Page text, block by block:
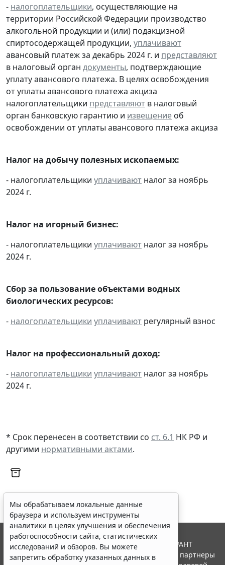
- налогоплательщики, осуществляющие на
территории Российской Федерации производство
алкогольной продукции и (или) подакцизной
спиртосодержащей продукции, уплачивают
авансовый платеж за декабрь 2024 г. и представляют
в налоговый орган документы, подтверждающие
уплату авансового платежа. В целях освобождения
от уплаты авансового платежа акциза
налогоплательщики представляют в налоговый
орган банковскую гарантию и извещение об
освобождении от уплаты авансового платежа акциза
Налог на добычу полезных ископаемых:
- налогоплательщики уплачивают налог за ноябрь
2024 г.
Налог на игорный бизнес:
- налогоплательщики уплачивают налог за ноябрь
2024 г.
Сбор за пользование объектами водных
биологических ресурсов:
- налогоплательщики уплачивают регулярный взнос
Налог на профессиональный доход:
- налогоплательщики уплачивают налог за ноябрь
2024 г.
* Срок перенесен в соответствии со ст. 6.1 НК РФ и
другими нормативными актами.
Мы обрабатываем локальные данные
браузера и используем инструменты
аналитики в целях улучшения и обеспечения
работоспособности сайта, статистических
исследований и обзоров. Вы можете
запретить обработку указанных данных в
© ООО "НПП "ГАРАНТ-СЕРВИС", 2026. Система ГАРАНТ
выпускается с 1990 года. Компания "Гарант" и ее партнеры